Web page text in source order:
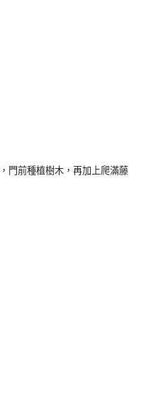
門前種植樹木，再加上爬滿藤